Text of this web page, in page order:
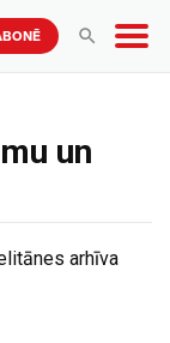
un
arhīva